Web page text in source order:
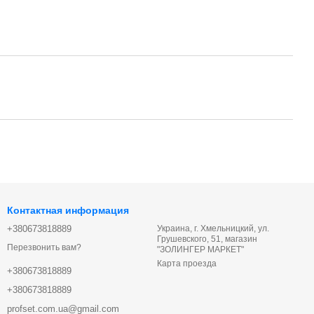
Контактная информация
+380673818889
Перезвонить вам?
+380673818889
+380673818889
profset.com.ua@gmail.com
Украина, г. Хмельницкий, ул.
Грушевского, 51, магазин
"ЗОЛИНГЕР МАРКЕТ"
Карта проезда